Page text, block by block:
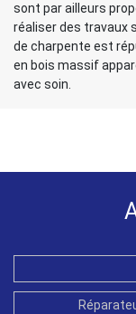
sont par ailleurs
réaliser des travaux
de charpente est
en bois massif
avec soin.